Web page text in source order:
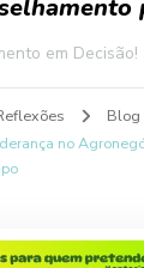
em Decisão!
Blog
no